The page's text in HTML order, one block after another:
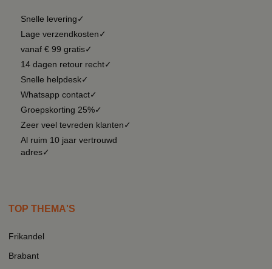
Snelle levering✓
Lage verzendkosten✓
vanaf € 99 gratis✓
14 dagen retour recht✓
Snelle helpdesk✓
Whatsapp contact✓
Groepskorting 25%✓
Zeer veel tevreden klanten✓
Al ruim 10 jaar vertrouwd
adres✓
TOP THEMA'S
Frikandel
Brabant